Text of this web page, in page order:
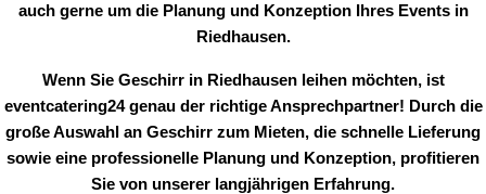
auch gerne um die Planung und Konzeption Ihres Events in
Riedhausen.
Wenn Sie Geschirr in Riedhausen leihen möchten, ist
eventcatering24 genau der richtige Ansprechpartner! Durch die
große Auswahl an Geschirr zum Mieten, die schnelle Lieferung
sowie eine professionelle Planung und Konzeption, profitieren
Sie von unserer langjährigen Erfahrung.